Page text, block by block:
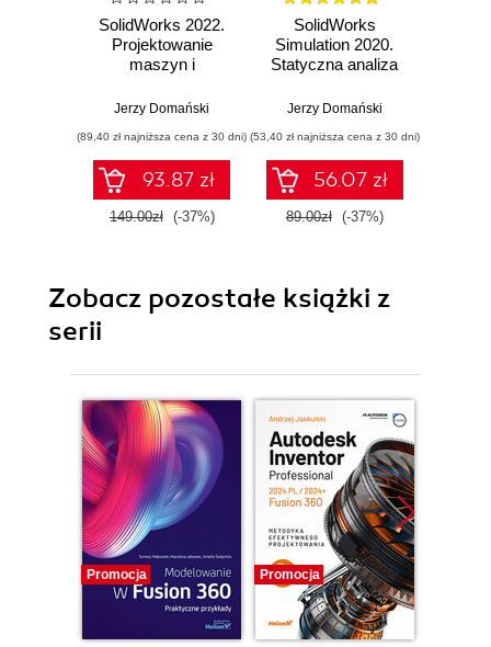
SolidWorks 2022.
Projektowanie
maszyn i
Jerzy Domański
(89,40 zł najniższa cena z 30 dni)
93.87 zł
149.00zł (-37%)
SolidWorks
Simulation 2020.
Statyczna analiza
Jerzy Domański
(53,40 zł najniższa cena z 30 dni)
56.07 zł
89.00zł (-37%)
Zobacz pozostałe książki z
serii
Promocja Promocja